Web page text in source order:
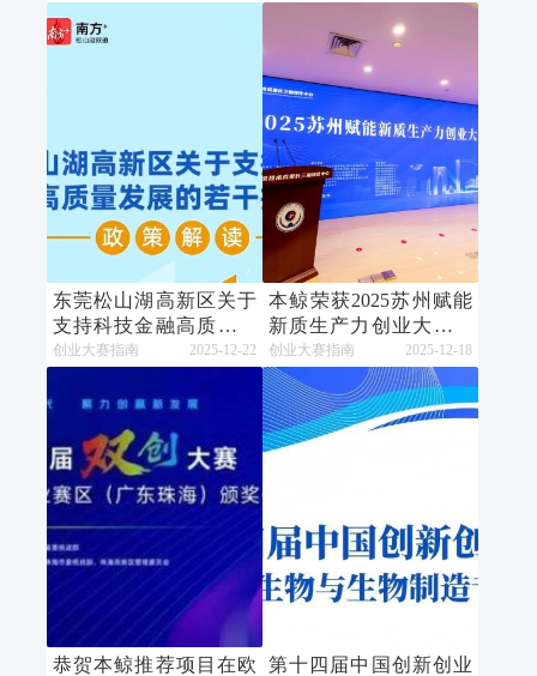
东莞松山湖高新区关于
支持科技金融高质量发
展的若干措施
创业大赛指南 2025-12-22
本鲸荣获2025苏州赋能
新质生产力创业大赛优
秀组织奖
创业大赛指南 2025-12-18
恭贺本鲸推荐项目在欧
第十四届中国创新创业